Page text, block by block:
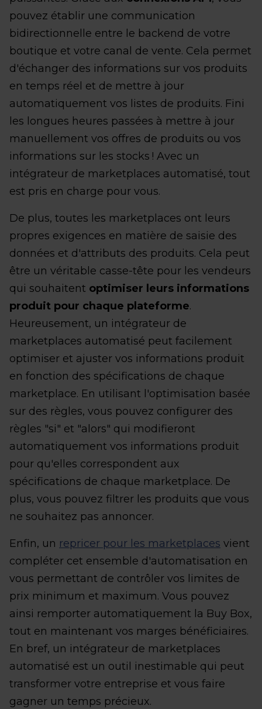
pouvez établir une communication
bidirectionnelle entre le backend de votre
boutique et votre canal de vente. Cela permet
d'échanger des informations sur vos produits
en temps réel et de mettre à jour
automatiquement vos listes de produits. Fini
les longues heures passées à mettre à jour
manuellement vos offres de produits ou vos
informations sur les stocks ! Avec un
intégrateur de marketplaces automatisé, tout
est pris en charge pour vous.
De plus, toutes les marketplaces ont leurs
propres exigences en matière de saisie des
données et d'attributs des produits. Cela peut
être un véritable casse-tête pour les vendeurs
qui souhaitent optimiser leurs informations
produit pour chaque plateforme.
Heureusement, un intégrateur de
marketplaces automatisé peut facilement
optimiser et ajuster vos informations produit
en fonction des spécifications de chaque
marketplace. En utilisant l'optimisation basée
sur des règles, vous pouvez configurer des
règles "si" et "alors" qui modifieront
automatiquement vos informations produit
pour qu'elles correspondent aux
spécifications de chaque marketplace. De
plus, vous pouvez filtrer les produits que vous
ne souhaitez pas annoncer.
Enfin, un repricer pour les marketplaces vient
compléter cet ensemble d'automatisation en
vous permettant de contrôler vos limites de
prix minimum et maximum. Vous pouvez
ainsi remporter automatiquement la Buy Box,
tout en maintenant vos marges bénéficiaires.
En bref, un intégrateur de marketplaces
automatisé est un outil inestimable qui peut
transformer votre entreprise et vous faire
gagner un temps précieux.